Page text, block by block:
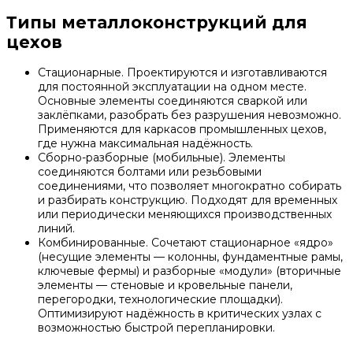
Типы металлоконструкций для
цехов
Стационарные. Проектируются и изготавливаются
для постоянной эксплуатации на одном месте.
Основные элементы соединяются сваркой или
заклёпками, разобрать без разрушения невозможно.
Применяются для каркасов промышленных цехов,
где нужна максимальная надёжность.
Сборно-разборные (мобильные). Элементы
соединяются болтами или резьбовыми
соединениями, что позволяет многократно собирать
и разбирать конструкцию. Подходят для временных
или периодически меняющихся производственных
линий.
Комбинированные. Сочетают стационарное «ядро»
(несущие элементы — колонны, фундаментные рамы,
ключевые фермы) и разборные «модули» (вторичные
элементы — стеновые и кровельные панели,
перегородки, технологические площадки).
Оптимизируют надёжность в критических узлах с
возможностью быстрой перепланировки.